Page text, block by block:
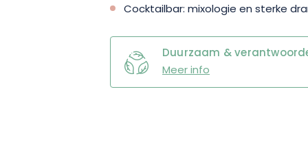
Cocktailbar: mixologie en sterke
Duurzaam &
Meer info